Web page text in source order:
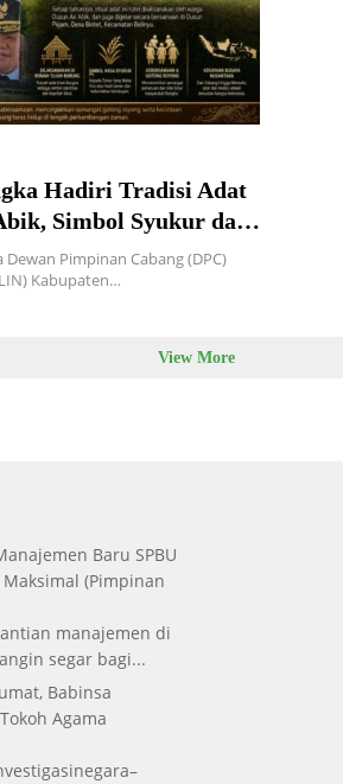
Hadiri Tradisi Adat
Simbol Syukur dan
Pimpinan Cabang (DPC)
Kabupaten…
View More
Baru SPBU
(Pimpinan
manajemen di
segar bagi...
Babinsa
Agama